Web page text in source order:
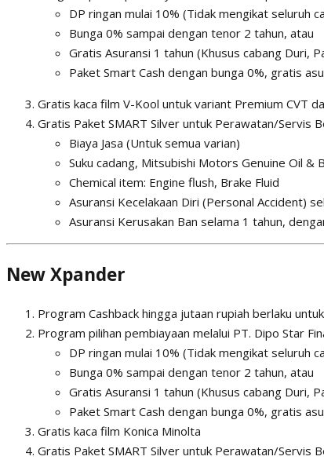
DP ringan mulai 10% (Tidak mengikat seluruh
Bunga 0% sampai dengan tenor 2 tahun, atau
Gratis Asuransi 1 tahun (Khusus cabang Duri,
Paket Smart Cash dengan bunga 0%, gratis
Gratis kaca film V-Kool untuk variant Premium CVT
Gratis Paket SMART Silver untuk Perawatan/Servis
Biaya Jasa (Untuk semua varian)
Suku cadang, Mitsubishi Motors Genuine Oil &
Chemical item: Engine flush, Brake Fluid
Asuransi Kecelakaan Diri (Personal Accident)
Asuransi Kerusakan Ban selama 1 tahun,
New Xpander
Program Cashback hingga jutaan rupiah berlaku
Program pilihan pembiayaan melalui PT. Dipo Star
DP ringan mulai 10% (Tidak mengikat seluruh
Bunga 0% sampai dengan tenor 2 tahun, atau
Gratis Asuransi 1 tahun (Khusus cabang Duri,
Paket Smart Cash dengan bunga 0%, gratis
Gratis kaca film Konica Minolta
Gratis Paket SMART Silver untuk Perawatan/Servis